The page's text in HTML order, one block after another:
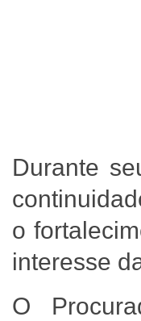
Durante
o
interesse
O